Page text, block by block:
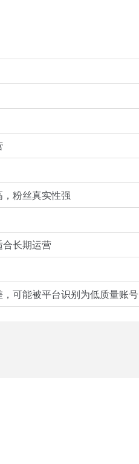
粉丝真实性强
长期运营
可能被平台识别为低质量账号